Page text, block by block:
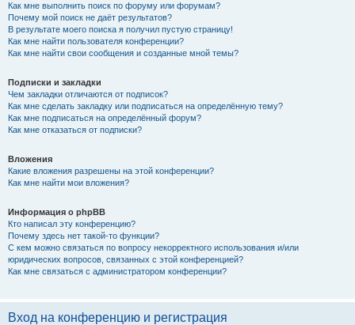
Как мне выполнить поиск по форуму или форумам?
Почему мой поиск не даёт результатов?
В результате моего поиска я получил пустую страницу!
Как мне найти пользователя конференции?
Как мне найти свои сообщения и созданные мной темы?
Подписки и закладки
Чем закладки отличаются от подписок?
Как мне сделать закладку или подписаться на определённую тему?
Как мне подписаться на определённый форум?
Как мне отказаться от подписки?
Вложения
Какие вложения разрешены на этой конференции?
Как мне найти мои вложения?
Информация о phpBB
Кто написал эту конференцию?
Почему здесь нет такой-то функции?
С кем можно связаться по вопросу некорректного использования и/или
юридических вопросов, связанных с этой конференцией?
Как мне связаться с администратором конференции?
Вход на конференцию и регистрация